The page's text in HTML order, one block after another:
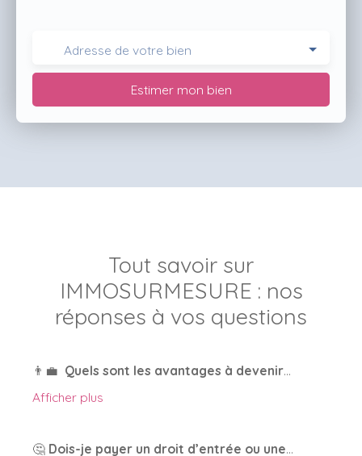
Adresse de votre bien
Estimer mon bien
Tout savoir sur
IMMOSURMESURE : nos
réponses à vos questions
👨‍💼 Quels sont les avantages à devenir
mandataire immobilier chez IMMOSURMESURE ?
réseau à taille humaine avec unesprit familial et
Afficher plus
🤔 Dois-je payer un droit d’entrée ou une